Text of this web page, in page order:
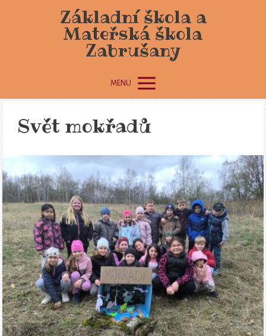
Základní škola a
Mateřská škola
Zabrušany
MENU
Svět mokřadů